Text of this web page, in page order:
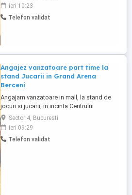
interacționezi cu oamenii și vrei să faci
parte dintr-o echipă dinamică?
Robestshop își extinde echipa! Căutăm
ieri 10:23
Telefon validat
Angajez vanzatoare part time la
stand Jucarii in Grand Arena
Berceni
Angajam vanzatoare in mall, la stand de
jocuri si jucarii, in incinta Centrului
Comercial Grand Arena. Job-ul se
adreseaza doar persoanelor care MAI AU
UN LOC DE MUNCA, si pot lucra un week-
end la doua saptamani (4-5 zile luna) . Se
Sector 4, Bucuresti
ieri 09:29
Telefon validat